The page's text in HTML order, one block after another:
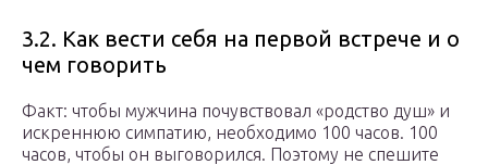
3.2. Как вести себя на первой встрече и о
чем говорить
Факт: чтобы мужчина почувствовал «родство душ» и
искреннюю симпатию, необходимо 100 часов. 100
часов, чтобы он выговорился. Поэтому не спешите